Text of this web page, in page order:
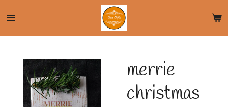
naar
hoofdinhoud
merrie
christmas